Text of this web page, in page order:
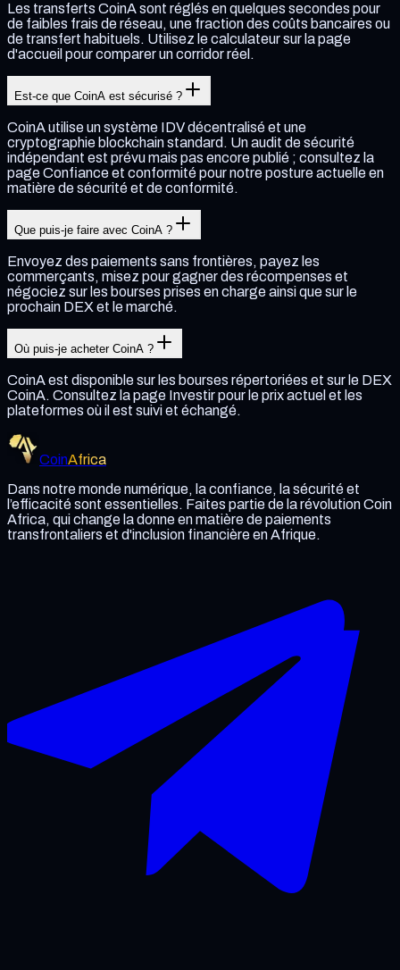
Les transferts CoinA sont réglés en quelques secondes pour
de faibles frais de réseau, une fraction des coûts bancaires ou
de transfert habituels. Utilisez le calculateur sur la page
d'accueil pour comparer un corridor réel.
Est-ce que CoinA est sécurisé ?
CoinA utilise un système IDV décentralisé et une
cryptographie blockchain standard. Un audit de sécurité
indépendant est prévu mais pas encore publié ; consultez la
page Confiance et conformité pour notre posture actuelle en
matière de sécurité et de conformité.
Que puis-je faire avec CoinA ?
Envoyez des paiements sans frontières, payez les
commerçants, misez pour gagner des récompenses et
négociez sur les bourses prises en charge ainsi que sur le
prochain DEX et le marché.
Où puis-je acheter CoinA ?
CoinA est disponible sur les bourses répertoriées et sur le DEX
CoinA. Consultez la page Investir pour le prix actuel et les
plateformes où il est suivi et échangé.
CoinAfrica
Dans notre monde numérique, la confiance, la sécurité et
l’efficacité sont essentielles. Faites partie de la révolution Coin
Africa, qui change la donne en matière de paiements
transfrontaliers et d'inclusion financière en Afrique.